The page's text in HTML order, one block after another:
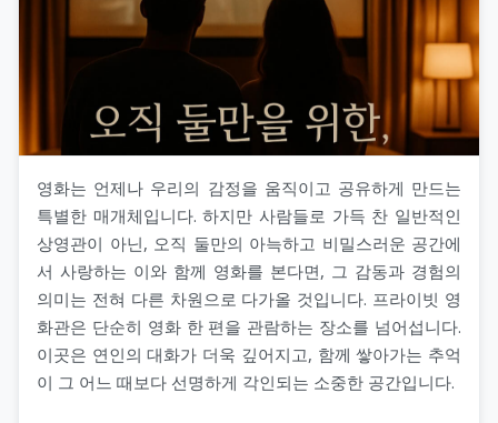
영화는 언제나 우리의 감정을 움직이고 공유하게 만드는
특별한 매개체입니다. 하지만 사람들로 가득 찬 일반적인
상영관이 아닌, 오직 둘만의 아늑하고 비밀스러운 공간에
서 사랑하는 이와 함께 영화를 본다면, 그 감동과 경험의
의미는 전혀 다른 차원으로 다가올 것입니다. 프라이빗 영
화관은 단순히 영화 한 편을 관람하는 장소를 넘어섭니다.
이곳은 연인의 대화가 더욱 깊어지고, 함께 쌓아가는 추억
이 그 어느 때보다 선명하게 각인되는 소중한 공간입니다.